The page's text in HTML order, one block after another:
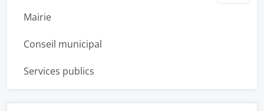
Mairie
Conseil municipal
Services publics